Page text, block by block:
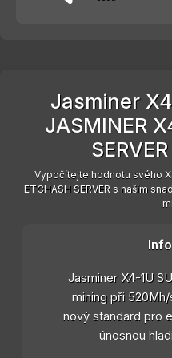
Jasminer
JASMINER
Vypočítejte hodnotu svého
ETCHASH SERVER s naším
Jasminer X4-1U
mining při
nový standard pro
únosnou